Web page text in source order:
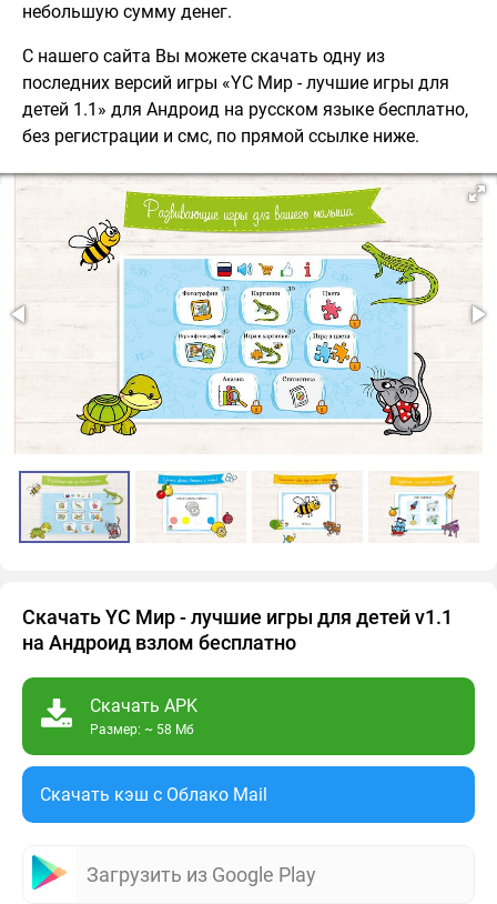
небольшую сумму денег.
С нашего сайта Вы можете скачать одну из
последних версий игры «YC Мир - лучшие игры для
детей 1.1» для Андроид на русском языке бесплатно,
без регистрации и смс, по прямой ссылке ниже.
Скачать YC Мир - лучшие игры для детей v1.1
на Андроид взлом бесплатно
Скачать APK
Размер: ~ 58 Мб
Скачать кэш c Облако Mail
Загрузить из Google Play